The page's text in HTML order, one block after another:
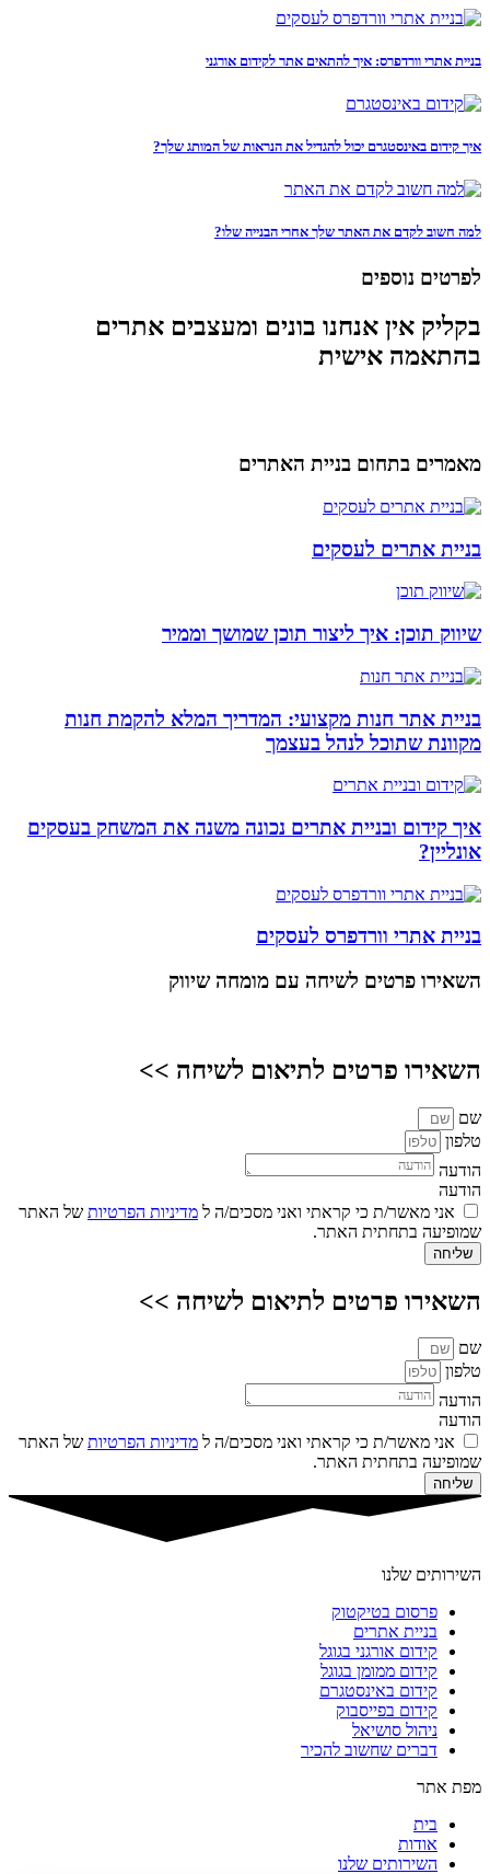
בניית אתרי וורדפרס: איך להתאים אתר לקידום אורגני
איך קידום באינסטגרם יכול להגדיל את הנראות של המותג שלך?
למה חשוב לקדם את האתר שלך אחרי הבנייה שלו?
לפרטים נוספים
בקליק אין אנחנו בונים ומעצבים אתרים
בהתאמה אישית
מאמרים בתחום בניית האתרים
בניית אתרים לעסקים
שיווק תוכן: איך ליצור תוכן שמושך וממיר
בניית אתר חנות מקצועי: המדריך המלא להקמת חנות
מקוונת שתוכל לנהל בעצמך
איך קידום ובניית אתרים נכונה משנה את המשחק בעסקים
אונליין?
בניית אתרי וורדפרס לעסקים
השאירו פרטים לשיחה עם מומחה שיווק
השאירו פרטים לתיאום לשיחה >>
שם
טלפון
הודעה
הודעה
אני מאשר/ת כי קראתי ואני מסכים/ה ל מדיניות הפרטיות של האתר
שמופיעה בתחתית האתר.
שליחה
השאירו פרטים לתיאום לשיחה >>
שם
טלפון
הודעה
הודעה
אני מאשר/ת כי קראתי ואני מסכים/ה ל מדיניות הפרטיות של האתר
שמופיעה בתחתית האתר.
שליחה
השירותים שלנו
פרסום בטיקטוק
בניית אתרים
קידום אורגני בגוגל
קידום ממומן בגוגל
קידום באינסטגרם
קידום בפייסבוק
ניהול סושיאל
דברים שחשוב להכיר
מפת אתר
בית
אודות
השירותים שלנו